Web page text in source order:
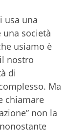
usa una
una società
usiamo è
nostro
di
Ma
chiamare
non la